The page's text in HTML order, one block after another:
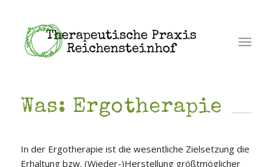
Was: Ergotherapie
In der Ergotherapie ist die wesentliche Zielsetzung die
Erhaltung bzw. (Wieder-)Herstellung größtmöglicher